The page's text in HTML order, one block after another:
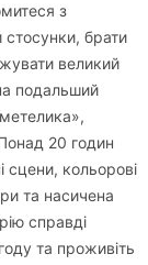
з
брати
великий
подальший
Понад 20 годин
сцени, кольорові
та насичена
справді
та проживіть